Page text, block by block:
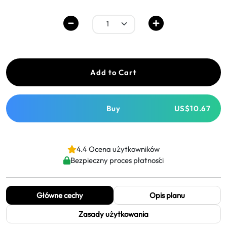
Add to Cart
Buy US$10.67
4.4 Ocena użytkowników
Bezpieczny proces płatności
Główne cechy
Opis planu
Zasady użytkowania